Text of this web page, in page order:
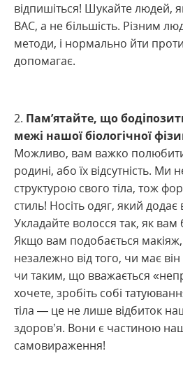
відпишіться! Шукайте людей,
ВАС, а не більшість. Різним
методи, і нормально йти
допомагає.
Пам’ятайте, що
межі нашої біологічної
Можливо, вам важко полюбити
родині, або їх відсутність. Ми
структурою свого тіла, тож
стиль! Носіть одяг, який
Укладайте волосся так, як
Якщо вам подобається макіяж,
незалежно від того, чи має
чи таким, що вважається
хочете, зробіть собі
тіла — це не лише відбиток
здоров’я. Вони є частиною
самовираження!